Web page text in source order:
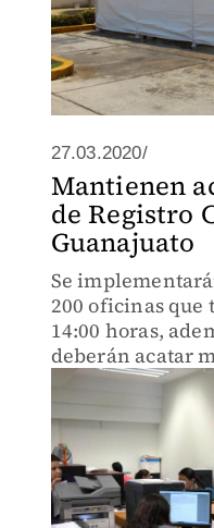
27.03.2020/
Mantienen
de Registro
Guanajuato
Se
200 oficinas que
14:00 horas,
deberán acatar